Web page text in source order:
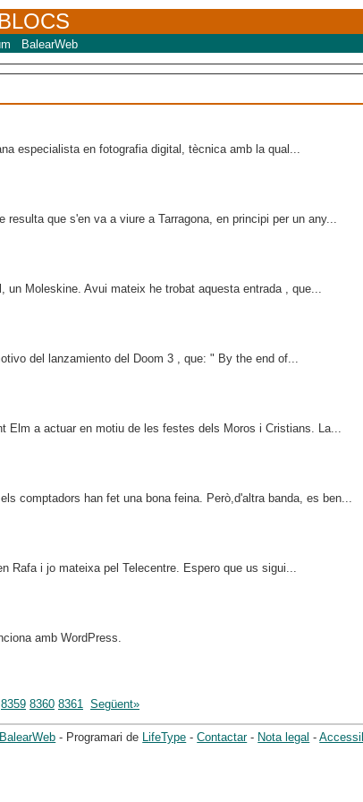
BalearWeb
especialista en fotografia digital, tècnica amb la qual...
que s'en va a viure a Tarragona, en principi per un any...
un Moleskine. Avui mateix he trobat aquesta entrada , que...
del lanzamiento del Doom 3 , que: " By the end of...
Elm a actuar en motiu de les festes dels Moros i Cristians. La...
comptadors han fet una bona feina. Però,d'altra banda, es ben...
Rafa i jo mateixa pel Telecentre. Espero que us sigui...
amb WordPress.
8359 8360 8361 Següent»
BalearWeb - Programari de LifeType -Contactar- Nota legal -